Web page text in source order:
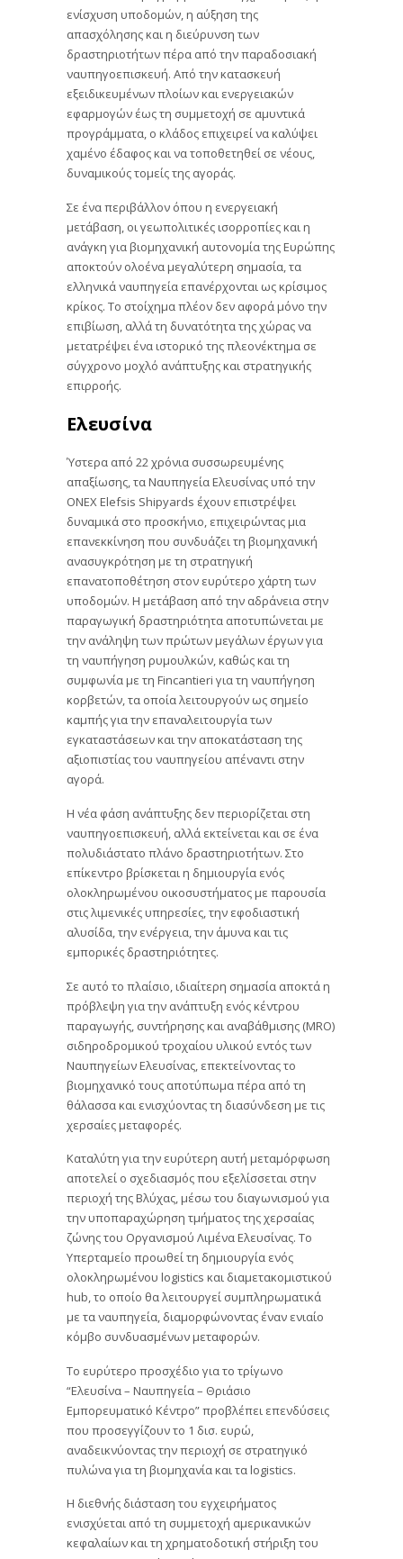
ενίσχυση υποδομών, η αύξηση της
απασχόλησης και η διεύρυνση των
δραστηριοτήτων πέρα από την παραδοσιακή
ναυπηγοεπισκευή. Από την κατασκευή
εξειδικευμένων πλοίων και ενεργειακών
εφαρμογών έως τη συμμετοχή σε αμυντικά
προγράμματα, ο κλάδος επιχειρεί να καλύψει
χαμένο έδαφος και να τοποθετηθεί σε νέους,
δυναμικούς τομείς της αγοράς.
Σε ένα περιβάλλον όπου η ενεργειακή
μετάβαση, οι γεωπολιτικές ισορροπίες και η
ανάγκη για βιομηχανική αυτονομία της Ευρώπης
αποκτούν ολοένα μεγαλύτερη σημασία, τα
ελληνικά ναυπηγεία επανέρχονται ως κρίσιμος
κρίκος. Το στοίχημα πλέον δεν αφορά μόνο την
επιβίωση, αλλά τη δυνατότητα της χώρας να
μετατρέψει ένα ιστορικό της πλεονέκτημα σε
σύγχρονο μοχλό ανάπτυξης και στρατηγικής
επιρροής.
Ελευσίνα
Ύστερα από 22 χρόνια συσσωρευμένης
απαξίωσης, τα Ναυπηγεία Ελευσίνας υπό την
ONEX Elefsis Shipyards έχουν επιστρέψει
δυναμικά στο προσκήνιο, επιχειρώντας μια
επανεκκίνηση που συνδυάζει τη βιομηχανική
ανασυγκρότηση με τη στρατηγική
επανατοποθέτηση στον ευρύτερο χάρτη των
υποδομών. Η μετάβαση από την αδράνεια στην
παραγωγική δραστηριότητα αποτυπώνεται με
την ανάληψη των πρώτων μεγάλων έργων για
τη ναυπήγηση ρυμουλκών, καθώς και τη
συμφωνία με τη Fincantieri για τη ναυπήγηση
κορβετών, τα οποία λειτουργούν ως σημείο
καμπής για την επαναλειτουργία των
εγκαταστάσεων και την αποκατάσταση της
αξιοπιστίας του ναυπηγείου απέναντι στην
αγορά.
Η νέα φάση ανάπτυξης δεν περιορίζεται στη
ναυπηγοεπισκευή, αλλά εκτείνεται και σε ένα
πολυδιάστατο πλάνο δραστηριοτήτων. Στο
επίκεντρο βρίσκεται η δημιουργία ενός
ολοκληρωμένου οικοσυστήματος με παρουσία
στις λιμενικές υπηρεσίες, την εφοδιαστική
αλυσίδα, την ενέργεια, την άμυνα και τις
εμπορικές δραστηριότητες.
Σε αυτό το πλαίσιο, ιδιαίτερη σημασία αποκτά η
πρόβλεψη για την ανάπτυξη ενός κέντρου
παραγωγής, συντήρησης και αναβάθμισης (MRO)
σιδηροδρομικού τροχαίου υλικού εντός των
Ναυπηγείων Ελευσίνας, επεκτείνοντας το
βιομηχανικό τους αποτύπωμα πέρα από τη
θάλασσα και ενισχύοντας τη διασύνδεση με τις
χερσαίες μεταφορές.
Καταλύτη για την ευρύτερη αυτή μεταμόρφωση
αποτελεί ο σχεδιασμός που εξελίσσεται στην
περιοχή της Βλύχας, μέσω του διαγωνισμού για
την υποπαραχώρηση τμήματος της χερσαίας
ζώνης του Οργανισμού Λιμένα Ελευσίνας. Το
Υπερταμείο προωθεί τη δημιουργία ενός
ολοκληρωμένου logistics και διαμετακομιστικού
hub, το οποίο θα λειτουργεί συμπληρωματικά
με τα ναυπηγεία, διαμορφώνοντας έναν ενιαίο
κόμβο συνδυασμένων μεταφορών.
Το ευρύτερο προσχέδιο για το τρίγωνο
“Ελευσίνα – Ναυπηγεία – Θριάσιο
Εμπορευματικό Κέντρο” προβλέπει επενδύσεις
που προσεγγίζουν το 1 δισ. ευρώ,
αναδεικνύοντας την περιοχή σε στρατηγικό
πυλώνα για τη βιομηχανία και τα logistics.
Η διεθνής διάσταση του εγχειρήματος
ενισχύεται από τη συμμετοχή αμερικανικών
κεφαλαίων και τη χρηματοδοτική στήριξη του